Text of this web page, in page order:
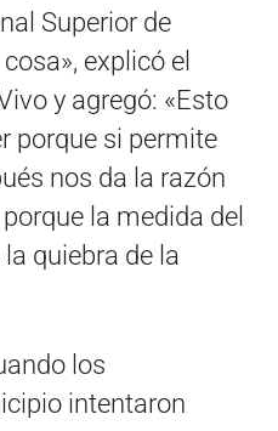
Superior de
explicó el
y agregó: «Esto
porque si permite
nos da la razón
la medida del
quiebra de la
los
intentaron